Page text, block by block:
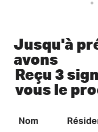
Jusqu'à
avons
Reçu 3
vous le
Nom